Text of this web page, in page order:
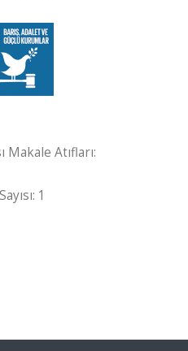
Makale Atıfları:
1